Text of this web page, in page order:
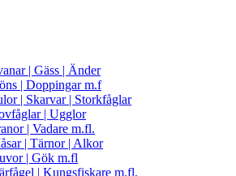
| Gäss | Änder
| Doppingar m.f
| Skarvar | Storkfåglar
| Ugglor
| Vadare m.fl.
| Tärnor | Alkor
| Gök m.fl
| Kungsfiskare m.fl.